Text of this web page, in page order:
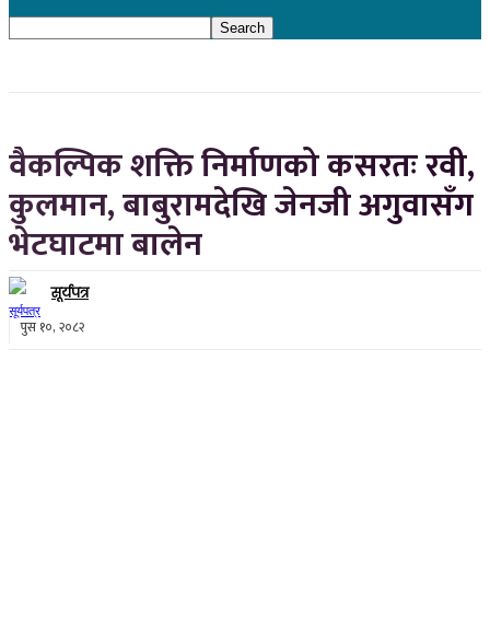
वैकल्पिक शक्ति निर्माणको कसरतः रवी,
कुलमान, बाबुरामदेखि जेनजी अगुवासँग
भेटघाटमा बालेन
सूर्यपत्र
पुस १०, २०८२